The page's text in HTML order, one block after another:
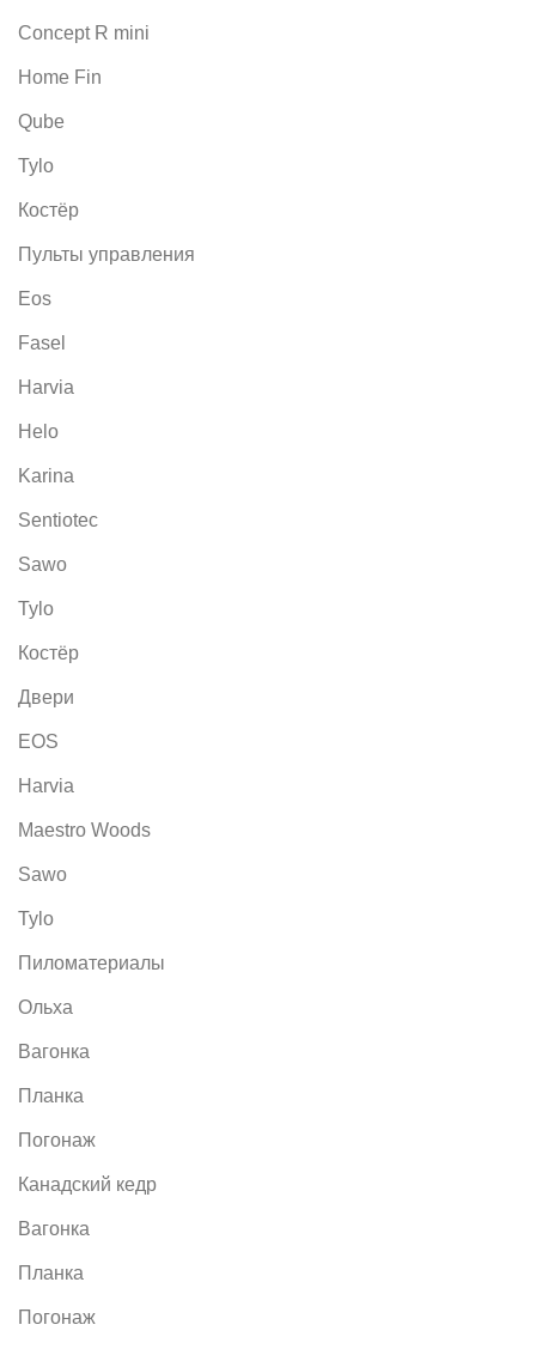
Concept R mini
Home Fin
Qube
Tylo
Костёр
Пульты управления
Eos
Fasel
Harvia
Helo
Karina
Sentiotec
Sawo
Tylo
Костёр
Двери
EOS
Harvia
Maestro Woods
Sawo
Tylo
Пиломатериалы
Ольха
Вагонка
Планка
Погонаж
Канадский кедр
Вагонка
Планка
Погонаж